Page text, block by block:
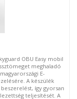
OBU Easy mobil
meghaladó
E-
A készülék
így gyorsan
teljesítését. A